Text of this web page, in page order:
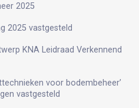
2025
2025 vastgesteld
KNA Leidraad Verkennend
voor bodembeheer’
vastgesteld